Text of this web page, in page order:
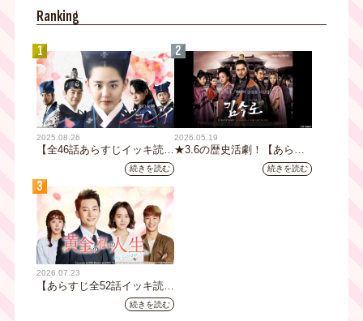
人を達成しました。
Ranking
1
2025.08.26
【全46話あらすじイッキ読
み】韓国ドラマ『火の女神
ジョンイ』｜テレビ大阪 9
月11日（木）朝8時放送スタ
ート
続きを読む
2
2026.05.19
★3.6の歴史活劇！【あらす
じ全32話イッキ読み】韓国ド
ラマ『鉄の王 キム・スロ』
続きを読む
3
2026.07.23
【あらすじ全52話イッキ読
み】韓国ドラマ『黄金の私の
人生』｜テレビ大阪 月曜～
続きを読む